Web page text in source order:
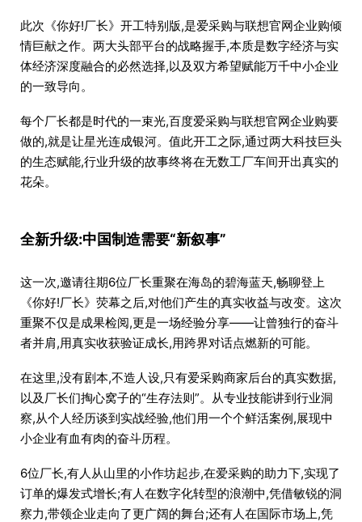
此次《你好!厂长》开工特别版,是爱采购与联想官网企业购倾
情巨献之作。两大头部平台的战略握手,本质是数字经济与实
体经济深度融合的必然选择,以及双方希望赋能万千中小企业
的一致导向。
每个厂长都是时代的一束光,百度爱采购与联想官网企业购要
做的,就是让星光连成银河。值此开工之际,通过两大科技巨头
的生态赋能,行业升级的故事终将在无数工厂车间开出真实的
花朵。
全新升级:中国制造需要“新叙事”
这一次,邀请往期6位厂长重聚在海岛的碧海蓝天,畅聊登上
《你好!厂长》荧幕之后,对他们产生的真实收益与改变。这次
重聚不仅是成果检阅,更是一场经验分享——让曾独行的奋斗
者并肩,用真实收获验证成长,用跨界对话点燃新的可能。
在这里,没有剧本,不造人设,只有爱采购商家后台的真实数据,
以及厂长们掏心窝子的“生存法则”。从专业技能讲到行业洞
察,从个人经历谈到实战经验,他们用一个个鲜活案例,展现中
小企业有血有肉的奋斗历程。
6位厂长,有人从山里的小作坊起步,在爱采购的助力下,实现了
订单的爆发式增长;有人在数字化转型的浪潮中,凭借敏锐的洞
察力,带领企业走向了更广阔的舞台;还有人在国际市场上,凭